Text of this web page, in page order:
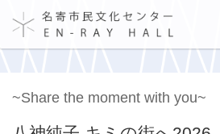
~Share the moment with you~